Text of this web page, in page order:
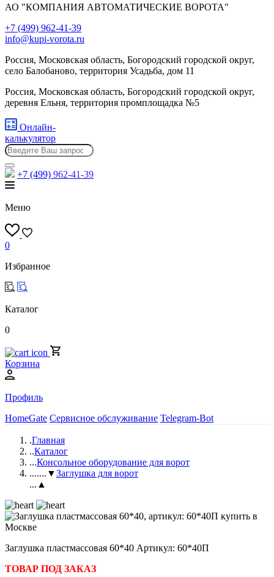
АО "КОМПАНИЯ АВТОМАТИЧЕСКИЕ ВОРОТА"
+7 (499) 962-41-39
info@kupi-vorota.ru
Россия, Московская область, Богородский городской округ,
село Балобаново, территория Усадьба, дом 11
Россия, Московская область, Богородский городской округ,
деревня Ельня, территория промплощадка №5
Онлайн-
калькулятор
+7 (499) 962-41-39
Меню
0
Избранное
Каталог
0
Корзина
Профиль
HomeGate Сервисное обслуживание Telegram-Bot
.Главная
..Каталог
...Консольное оборудование для ворот
.......▼Заглушка для ворот
...▲
Заглушка пластмассовая 60*40 Артикул: 60*40П
ТОВАР ПОД ЗАКАЗ